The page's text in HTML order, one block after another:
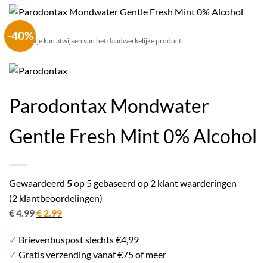
-40%
Het plaatje kan afwijken van het daadwerkelijke product.
Parodontax Mondwater
Gentle Fresh Mint 0% Alcohol
Gewaardeerd 5op 5 gebaseerd op 2 klant waarderingen
(2 klantbeoordelingen)
€4.99Oorspronkelijke
was:
€ 4.99.
€ 2.99Huidige
is:
€ 2.99.
✓ Brievenbuspost slechts €4,99
✓ Gratis verzending vanaf €75 of meer